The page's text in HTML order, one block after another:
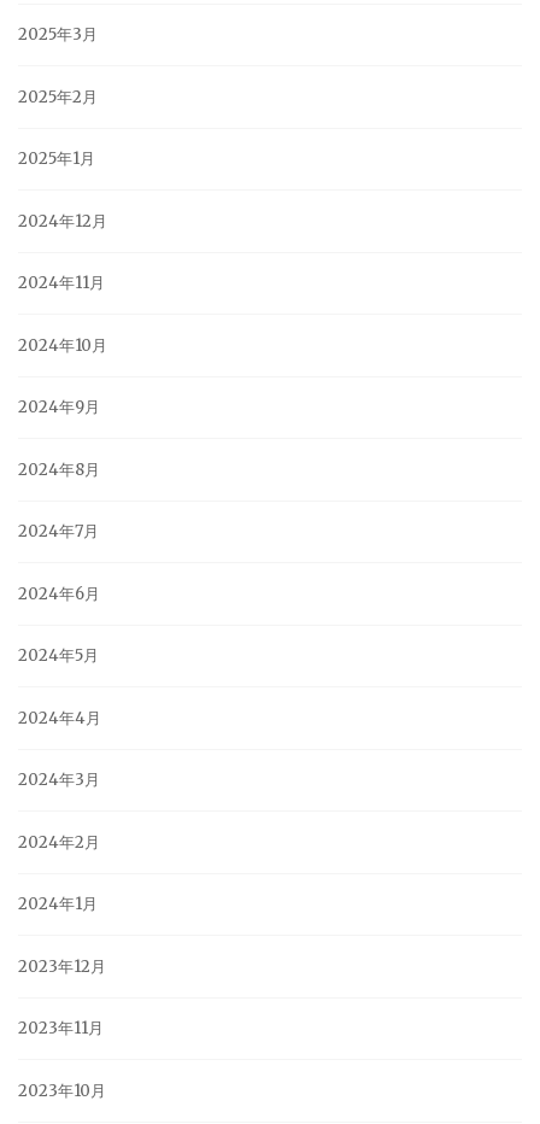
2025年3月
2025年2月
2025年1月
2024年12月
2024年11月
2024年10月
2024年9月
2024年8月
2024年7月
2024年6月
2024年5月
2024年4月
2024年3月
2024年2月
2024年1月
2023年12月
2023年11月
2023年10月